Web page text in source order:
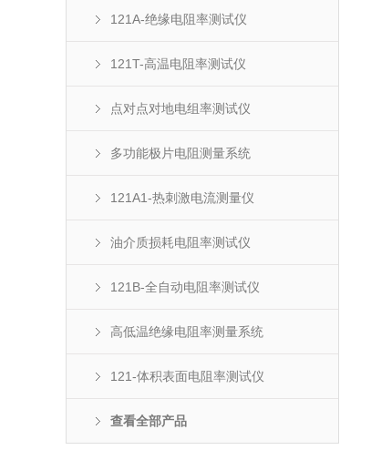
121A-绝缘电阻率测试仪
121T-高温电阻率测试仪
点对点对地电组率测试仪
多功能极片电阻测量系统
121A1-热刺激电流测量仪
油介质损耗电阻率测试仪
121B-全自动电阻率测试仪
高低温绝缘电阻率测量系统
121-体积表面电阻率测试仪
查看全部产品